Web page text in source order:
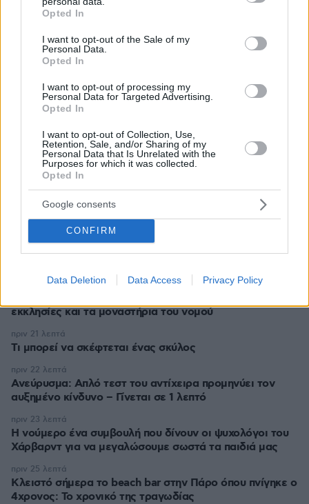
grant or deny consent to Google and its third-party tags to
use your data for below specified purposes in below Google
consent section.
Opted In
I want to opt-out of the Sale of my
Personal Data.
Opted In
I want to opt-out of processing my
Personal Data for Targeted Advertising.
Opted In
I want to opt-out of Collection, Use,
Retention, Sale, and/or Sharing of my
Personal Data that Is Unrelated with the
Purposes for which it was collected.
Opted In
Google consents
CONFIRM
Data Deletion Data Access Privacy Policy
Σκληρό παζάρι του Ιράν για το Ορμούζ: Οι όροι που
θέτει στις ΗΠΑ για να «ξεκλειδώσει» τα στενά
Η Βαλέρια Χοψονίδου βάφτισε τον γιο της στη
Βουλιαγμένη, δείτε φωτογραφίες
Παραμένει στο παιχνίδι για Μίροτιτς ο ΠΑΟΚ – Η
εξέλιξη που κρατά ζωντανή την «βόμβα»
«Πριν γεννηθώ, μου στέρησαν την αγκαλιά του πατέρα
μου»: Η φωνή της κόρης του Τάσου Ισαάκ 30 χρόνια
πριν 14 λεπτά
ΔΡ ΘΕΟΔΩΡΑ ΠΑΠΑΔΟΠΟΥΛΟΥ ΧΑΜΟΥΖΑ
εκκλησίες και τα μοναστήρια του νομού
πριν 20 λεπτά
Τι μπορεί να σκέφτεται ένας σκύλος
πριν 21 λεπτά
Ανεύρυσμα: Απλό τεστ του αντίχειρα προμηνύει τον
αυξημένο κίνδυνο – Γίνεται σε 1 λεπτό
πριν 22 λεπτά
Η νούμερο ένα συμβουλή που δίνουν οι ψυχολόγοι του
Χάρβαρντ για να μεγαλώσουμε σωστά τα παιδιά μας
πριν 23 λεπτά
Κλειστό σήμερα το beach bar στην Πάρο όπου πνίγηκε ο
4χρονος: Το χρονικό της τραγωδίας
πριν 25 λεπτά